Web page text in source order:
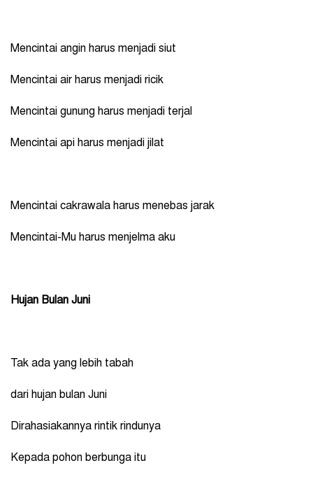
Mencintai angin harus menjadi siut
Mencintai air harus menjadi ricik
Mencintai gunung harus menjadi terjal
Mencintai api harus menjadi jilat
Mencintai cakrawala harus menebas jarak
Mencintai-Mu harus menjelma aku
Hujan Bulan Juni
Tak ada yang lebih tabah
dari hujan bulan Juni
Dirahasiakannya rintik rindunya
Kepada pohon berbunga itu